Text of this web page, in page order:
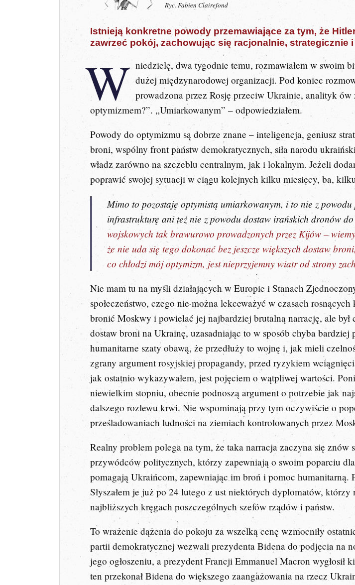
Ryc. Fabien Clairefond
Istnieją konkretne powody przemawiające za tym, że
zawrzeć pokój, zachowując się racjonalnie, strategicznie
W niedzielę, dwa tygodnie temu, rozmawiałem w swoim
dużej międzynarodowej organizacji. Pod koniec
prowadzona przez Rosję przeciw Ukrainie, analityk ów
optymizmem?”. „Umiarkowanym” – odpowiedziałem.
Powody do optymizmu są dobrze znane – inteligencja, geniusz
broni, wspólny front państw demokratycznych, siła narodu
władz zarówno na szczeblu centralnym, jak i lokalnym. Jeżeli
poprawić swojej sytuacji w ciągu kolejnych kilku miesięcy, ba,
Mimo to pozostaję optymistą umiarkowanym, i to nie z
infrastrukturę ani też nie z powodu dostaw irańskich dronów
wojskowych tak brawurowo prowadzonych przez Kijów –
że nie uda się tego dokonać bez jeszcze większych dostaw
co chłodzi mój optymizm, jest nieprzyjemny wiatr od strony
Nie mam tu na myśli działających w Europie i Stanach
społeczeństwo, czego nie można lekceważyć w czasach
bronić Moskwy i powielać jej najbardziej brutalną narrację, ale
dostaw broni na Ukrainę, uzasadniając to w sposób chyba
humanitarne szaty obawą, że przedłuży to wojnę i, jak mieli
zgrany argument rosyjskiej propagandy, przed ryzykiem
jak ostatnio wykazywałem, jest pojęciem o wątpliwej wartości.
niewielkim stopniu, obecnie podnoszą argument o potrzebie jak
dalszego rozlewu krwi. Nie wspominają przy tym oczywiście o
prześladowaniach ludności na ziemiach kontrolowanych przez
Realny problem polega na tym, że taka narracja zaczyna się
przywódców politycznych, którzy zapewniają o swoim poparciu
pomagają Ukraińcom, zapewniając im broń i pomoc humanitarną.
Słyszałem je już po 24 lutego z ust niektórych dyplomatów,
najbliższych kręgach poszczególnych szefów rządów i państw.
To wrażenie dążenia do pokoju za wszelką cenę wzmocniły
partii demokratycznej wezwali prezydenta Bidena do podjęcia na
jego ogłoszeniu, a prezydent Francji Emmanuel Macron
ten przekonał Bidena do większego zaangażowania na rzecz